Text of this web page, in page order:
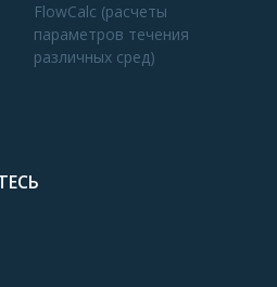
FlowCalc (расчеты
параметров течения
различных сред)